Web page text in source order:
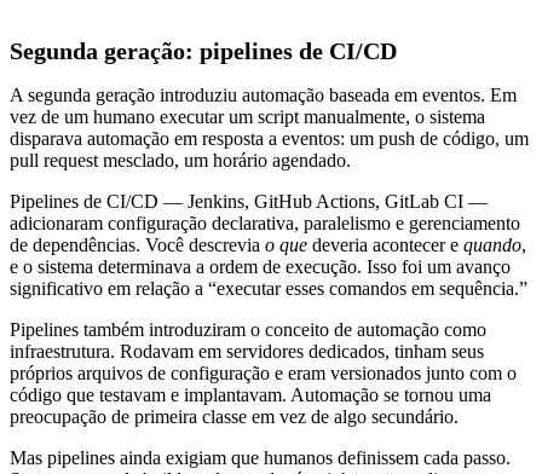
Segunda geração: pipelines de CI/CD
A segunda geração introduziu automação baseada em eventos. Em
vez de um humano executar um script manualmente, o sistema
disparava automação em resposta a eventos: um push de código, um
pull request mesclado, um horário agendado.
Pipelines de CI/CD — Jenkins, GitHub Actions, GitLab CI —
adicionaram configuração declarativa, paralelismo e gerenciamento
de dependências. Você descrevia o que deveria acontecer e quando,
e o sistema determinava a ordem de execução. Isso foi um avanço
significativo em relação a “executar esses comandos em sequência.”
Pipelines também introduziram o conceito de automação como
infraestrutura. Rodavam em servidores dedicados, tinham seus
próprios arquivos de configuração e eram versionados junto com o
código que testavam e implantavam. Automação se tornou uma
preocupação de primeira classe em vez de algo secundário.
Mas pipelines ainda exigiam que humanos definissem cada passo.